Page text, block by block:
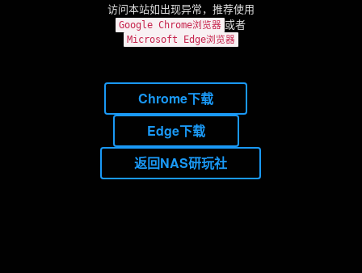
访问本站如出现异常，推荐使用
Google Chrome浏览器 或者
Microsoft Edge浏览器
Chrome下载
Edge下载
返回NAS研玩社